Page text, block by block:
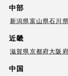
中部
新潟県富山県石川県
近畿
滋賀県京都府大阪府
中国